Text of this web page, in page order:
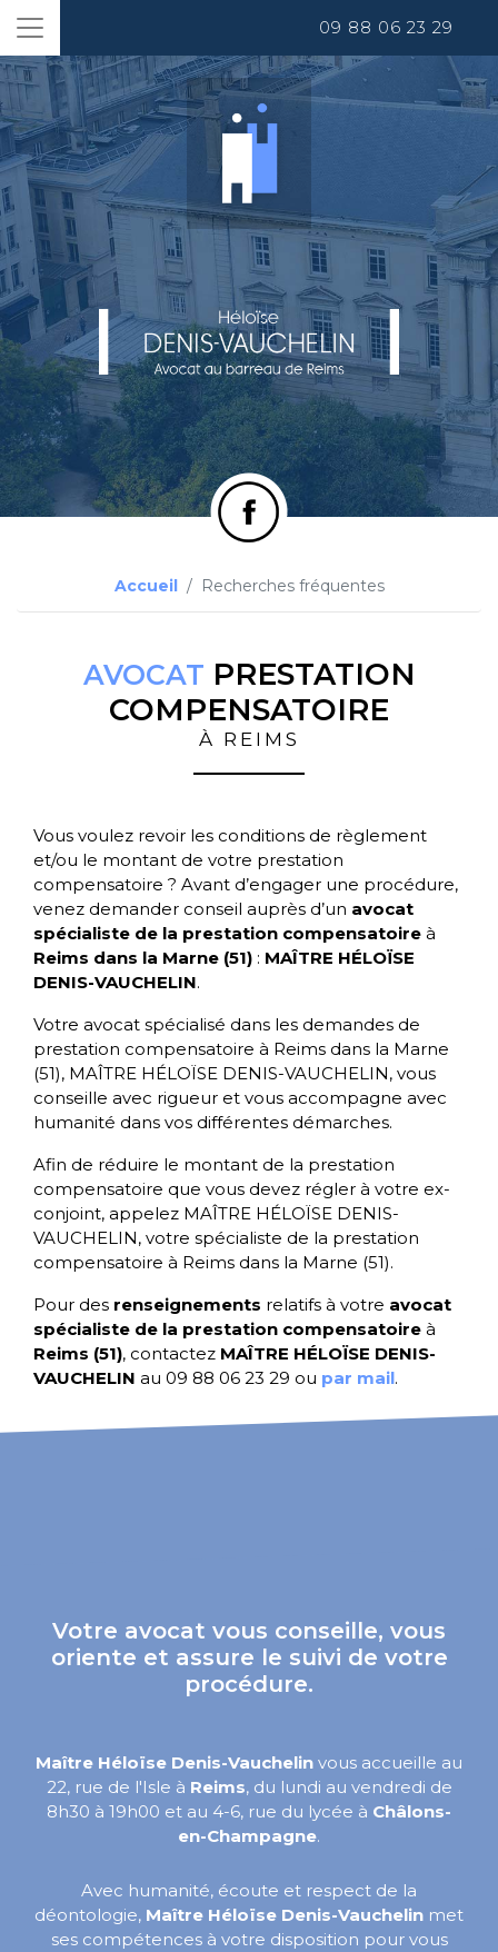
09 88 06 23 29
Accueil Recherches fréquentes
AVOCAT PRESTATION
COMPENSATOIRE
À REIMS
Vous voulez revoir les conditions de règlement
et/ou le montant de votre prestation
compensatoire ? Avant d’engager une procédure,
venez demander conseil auprès d’un avocat
spécialiste de la prestation compensatoire à
Reims dans la Marne (51) : MAÎTRE HÉLOÏSE
DENIS-VAUCHELIN.
Votre avocat spécialisé dans les demandes de
prestation compensatoire à Reims dans la Marne
(51), MAÎTRE HÉLOÏSE DENIS-VAUCHELIN, vous
conseille avec rigueur et vous accompagne avec
humanité dans vos différentes démarches.
Afin de réduire le montant de la prestation
compensatoire que vous devez régler à votre ex-
conjoint, appelez MAÎTRE HÉLOÏSE DENIS-
VAUCHELIN, votre spécialiste de la prestation
compensatoire à Reims dans la Marne (51).
Pour des renseignements relatifs à votre avocat
spécialiste de la prestation compensatoire à
Reims (51), contactez MAÎTRE HÉLOÏSE DENIS-
VAUCHELIN au 09 88 06 23 29 ou par mail.
Votre avocat vous conseille, vous
oriente et assure le suivi de votre
procédure.
Maître Héloïse Denis-Vauchelin vous accueille au
22, rue de l'Isle à Reims, du lundi au vendredi de
8h30 à 19h00 et au 4-6, rue du lycée à Châlons-
en-Champagne.
Avec humanité, écoute et respect de la
déontologie, Maître Héloïse Denis-Vauchelin met
ses compétences à votre disposition pour vous